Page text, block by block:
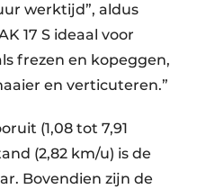
werktijd”, aldus
17 S ideaal voor
frezen en kopeggen,
en verticuteren.”
(1,08 tot 7,91
(2,82 km/u) is de
Bovendien zijn de